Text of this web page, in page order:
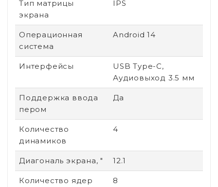
Тип матрицы
экрана
IPS
Операционная
система
Android 14
Интерфейсы
USB Type-C,
Аудиовыход 3.5 мм
Поддержка ввода
пером
Да
Количество
динамиков
4
Диагональ экрана, " 12.1
Количество ядер 8